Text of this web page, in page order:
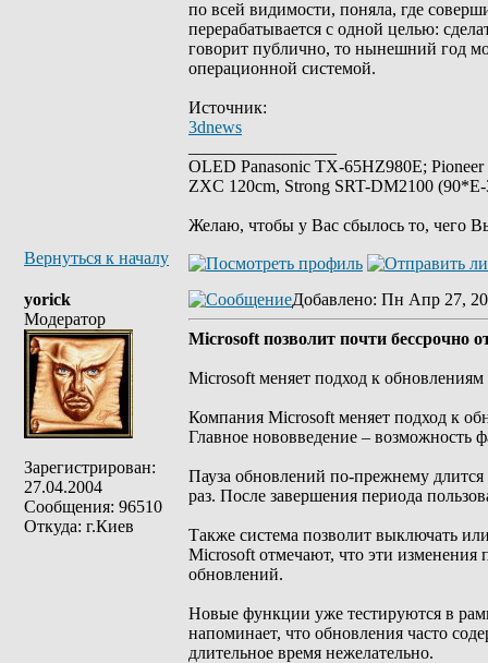
по всей видимости, поняла, где
перерабатывается с одной целью:
говорит публично, то нынешний год
операционной системой.
Источник:
3dnews
OLED Panasonic TX-65HZ980E;
ZXC 120cm, Strong SRT-DM2100
Желаю, чтобы у Вас сбылось то, чего
Вернуться к началу
yorick
Модератор
Зарегистрирован:
27.04.2004
Сообщения: 96510
Откуда: г.Киев
Добавлено: Пн Апр 27,
Microsoft позволит почти бессрочно
Microsoft меняет подход к
Компания Microsoft меняет подход к
Главное нововведение – возможность
Пауза обновлений по-прежнему длится
раз. После завершения периода
Также система позволит выключать
Microsoft отмечают, что эти изменения
обновлений.
Новые функции уже тестируются в
напоминает, что обновления часто
длительное время нежелательно.